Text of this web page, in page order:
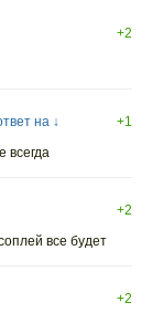
+2
на ↓
+1
всегда
+2
все будет
+2